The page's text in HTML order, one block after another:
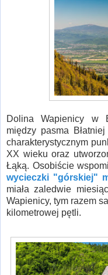
Dolina Wapienicy w
między pasma
charakterystycznym
XX wieku oraz
Łąką. Osobiście
wycieczki "górskiej"
miała zaledwie
Wapienicy, tym razem
kilometrowej pętli.